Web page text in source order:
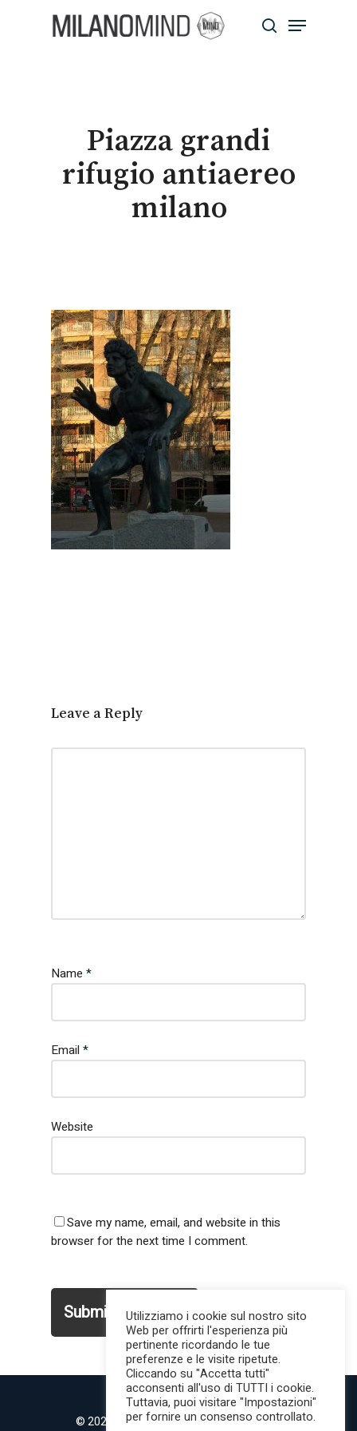
search
Menu
Piazza grandi
rifugio antiaereo
milano
Leave a Reply
Name *
Email *
Website
Save my name, email, and website in this
browser for the next time I comment.
© 2022 MilanoMind | Tutti i diritti riservati.
Utilizziamo i cookie sul nostro sito
Web per offrirti l'esperienza più
pertinente ricordando le tue
preferenze e le visite ripetute.
Cliccando su "Accetta tutti"
acconsenti all'uso di TUTTI i cookie.
Tuttavia, puoi visitare "Impostazioni"
per fornire un consenso controllato.